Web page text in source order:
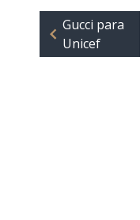
Gucci para
Unicef